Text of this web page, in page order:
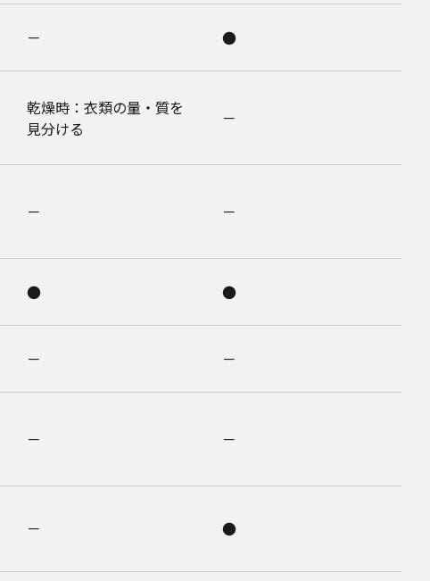
－ ●
乾燥時：衣類の量・質を
見分ける
－
－ －
● ●
－ －
－ －
－ ●